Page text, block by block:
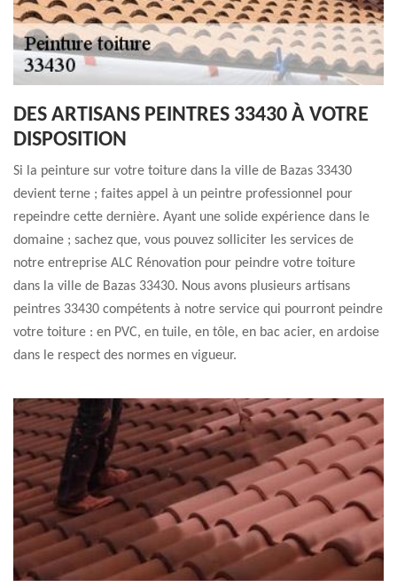
DES ARTISANS PEINTRES 33430 À VOTRE
DISPOSITION
Si la peinture sur votre toiture dans la ville de Bazas 33430
devient terne ; faites appel à un peintre professionnel pour
repeindre cette dernière. Ayant une solide expérience dans le
domaine ; sachez que, vous pouvez solliciter les services de
notre entreprise ALC Rénovation pour peindre votre toiture
dans la ville de Bazas 33430. Nous avons plusieurs artisans
peintres 33430 compétents à notre service qui pourront peindre
votre toiture : en PVC, en tuile, en tôle, en bac acier, en ardoise
dans le respect des normes en vigueur.